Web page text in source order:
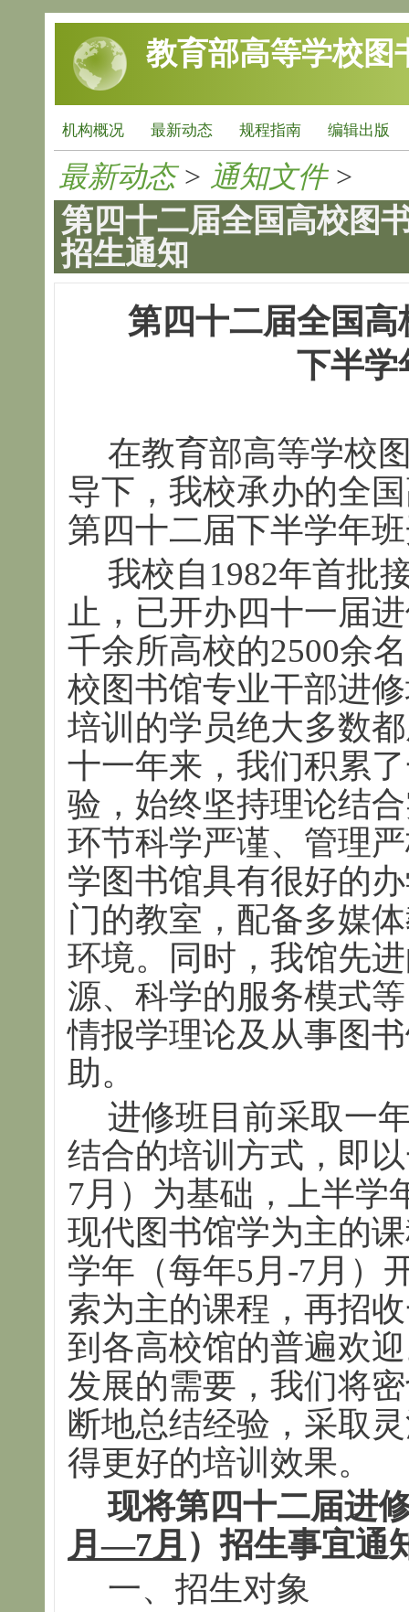
跳转到主要内容
教育部高等学校图
机构概况 最新动态 规程指南 编辑出版
最新动态> 通知文件>
第四十二届全国高校图
招生通知
第四十二届全国
下半学
在教育部高等学校
导下，我校承办的全
第四十二届下半学年
我校自1982年首批
止，已开办四十一届
千余所高校的2500余
校图书馆专业干部进
培训的学员绝大多数
十一年来，我们积累
验，始终坚持理论结
环节科学严谨、管理
学图书馆具有很好的
门的教室，配备多媒
环境。同时，我馆先
源、科学的服务模式
情报学理论及从事图
助。
进修班目前采取一
结合的培训方式，即
7月）为基础，上半学
现代图书馆学为主的
学年（每年5月-7月）
索为主的课程，再招
到各高校馆的普遍欢
发展的需要，我们将
断地总结经验，采取
得更好的培训效果。
现将第四十二届进
月—7月 ）招生事宜通
一、招生对象